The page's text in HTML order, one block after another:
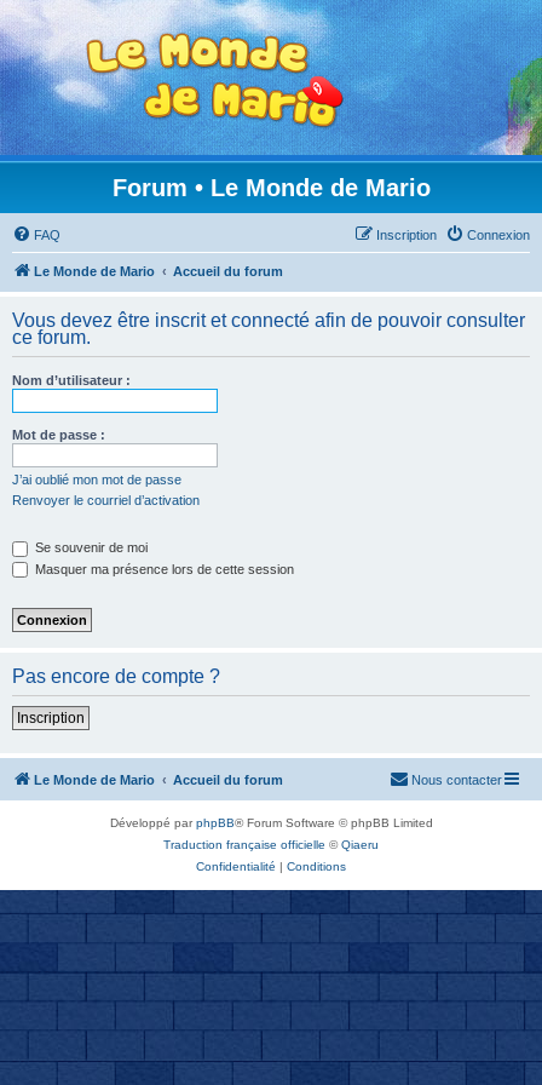
Forum • Le Monde de Mario
FAQ Connexion
Inscription
Le Monde de Mario Accueil du forum
Vous devez être inscrit et connecté afin de pouvoir consulter
ce forum.
Nom d’utilisateur :
Mot de passe :
J’ai oublié mon mot de passe
Renvoyer le courriel d’activation
Se souvenir de moi
Masquer ma présence lors de cette session
Pas encore de compte ?
Inscription
Le Monde de Mario Accueil du forum Nous contacter
Développé parphpBB® Forum Software © phpBB Limited
Traduction française officielle ©Qiaeru
Confidentialité | Conditions